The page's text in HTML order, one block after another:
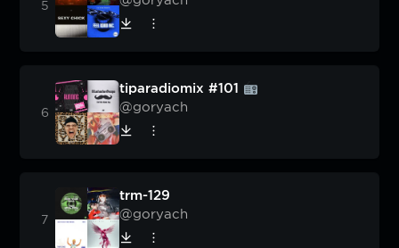
tiparadiomix #101
@goryach
trm-129
@goryach